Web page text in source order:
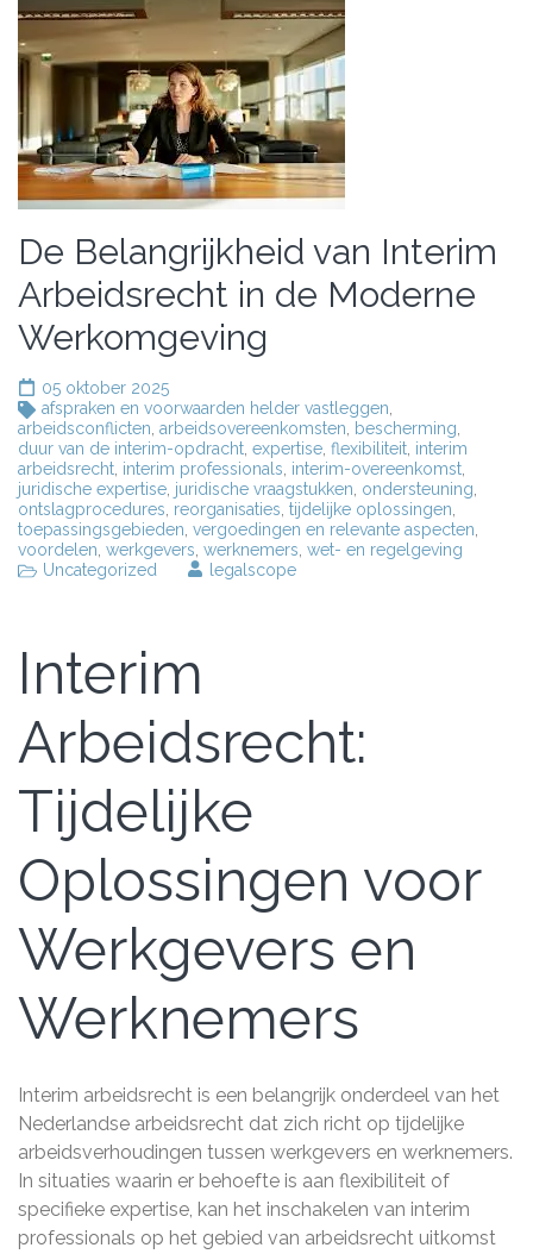
De Belangrijkheid van Interim
Arbeidsrecht in de Moderne
Werkomgeving
05 oktober 2025
afspraken en voorwaarden helder vastleggen
arbeidsconflicten arbeidsovereenkomsten bescherming
duur van de interim-opdracht expertise flexibiliteit interim
arbeidsrecht interim professionals interim-overeenkomst
juridische expertise juridische vraagstukken ondersteuning
ontslagprocedures reorganisaties tijdelijke oplossingen
toepassingsgebieden vergoedingen en relevante aspecten
voordelen werkgevers werknemers wet- en regelgeving
Uncategorized
legalscope
Interim
Arbeidsrecht:
Tijdelijke
Oplossingen voor
Werkgevers en
Werknemers
Interim arbeidsrecht is een belangrijk onderdeel van het
Nederlandse arbeidsrecht dat zich richt op tijdelijke
arbeidsverhoudingen tussen werkgevers en werknemers.
In situaties waarin er behoefte is aan flexibiliteit of
specifieke expertise, kan het inschakelen van interim
professionals op het gebied van arbeidsrecht uitkomst